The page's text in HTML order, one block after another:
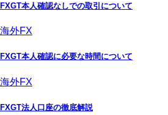
FXGT本人確認なしでの取引について
海外FX
FXGT本人確認に必要な時間について
海外FX
FXGT法人口座の徹底解説